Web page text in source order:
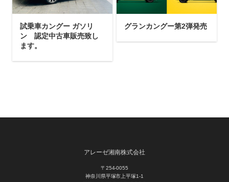
試乗車カングー ガソリ
ン 認定中古車販売致し
ます。
グランカングー第2弾発売
アレーゼ湘南株式会社
〒254-0055
神奈川県平塚市上平塚1-1